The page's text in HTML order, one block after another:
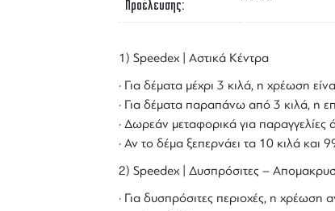
Προέλευσης
1) Speedex | Αστικά Κέντρα
· Για δέματα μέχρι 3 κιλά, η χρέωση
· Για δέματα παραπάνω από 3 κιλά, η
· Δωρεάν μεταφορικά για
· Αν το δέμα ξεπερνάει τα 10 κιλά
2) Speedex | Δυσπρόσιτες –
· Για δυσπρόσιτες περιοχές, η χρέωση